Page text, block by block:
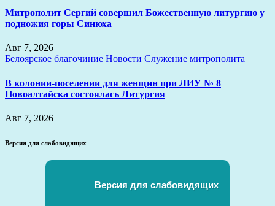
Митрополит Сергий совершил Божественную литургию у
подножия горы Синюха
Авг 7, 2026
Белоярское благочиние Новости Служение митрополита
В колонии-поселении для женщин при ЛИУ № 8
Новоалтайска состоялась Литургия
Авг 7, 2026
Версия для слабовидящих
Версия для слабовидящих